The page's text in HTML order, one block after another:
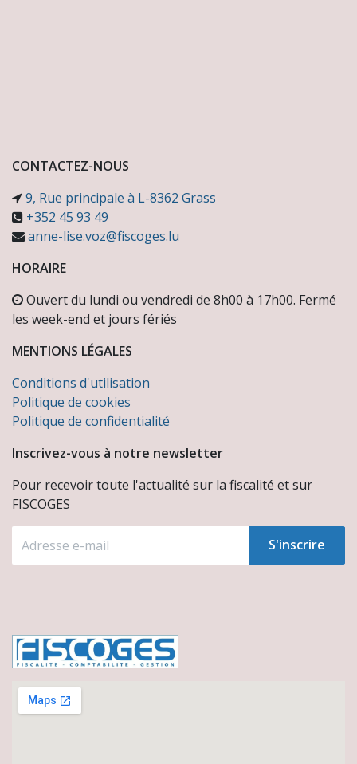
CONTACTEZ-NOUS
9, Rue principale à L-8362 Grass
+352 45 93 49
anne-lise.voz@fiscoges.lu
HORAIRE
Ouvert du lundi ou vendredi de 8h00 à 17h00. Fermé
les week-end et jours fériés
MENTIONS LÉGALES
Conditions d'utilisation
Politique de cookies
Politique de confidentialité
Inscrivez-vous à notre newsletter
Pour recevoir toute l'actualité sur la fiscalité et sur
FISCOGES
S'inscrire